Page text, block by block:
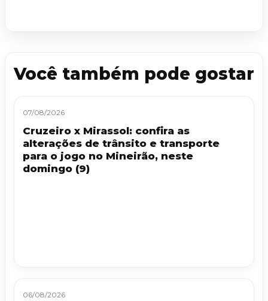
Você também pode gostar
07/08/2026
Cruzeiro x Mirassol: confira as
alterações de trânsito e transporte
para o jogo no Mineirão, neste
domingo (9)
06/08/2026